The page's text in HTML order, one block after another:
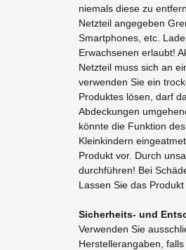
niemals diese zu
Netzteil angegeben
Smartphones, etc.
Erwachsenen erlaubt!
Netzteil muss sich an
verwenden Sie ein
Produktes lösen, darf
Abdeckungen
könnte die Funktion
Kleinkindern
Produkt vor. Durch
durchführen! Bei
Lassen Sie das
Sicherheits- und
Verwenden Sie
Herstellerangaben,